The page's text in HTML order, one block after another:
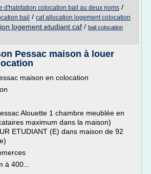
d'habitation colocation bail au deux noms /
bail / caf allocation logement colocation
logement etudiant caf / bail colocation
Pessac maison à louer
maison en colocation
Alouette 1 chambre meublée en
maximum dans la maison)
ETUDIANT (E) dans maison de 92
à 400...